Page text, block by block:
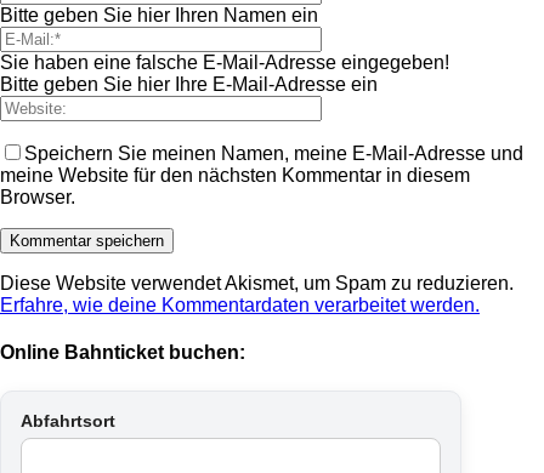
Bitte geben Sie hier Ihren Namen ein
Sie haben eine falsche E-Mail-Adresse eingegeben!
Bitte geben Sie hier Ihre E-Mail-Adresse ein
Speichern Sie meinen Namen, meine E-Mail-Adresse und
meine Website für den nächsten Kommentar in diesem
Browser.
Diese Website verwendet Akismet, um Spam zu reduzieren.
Erfahre, wie deine Kommentardaten verarbeitet werden.
Online Bahnticket buchen:
Abfahrtsort